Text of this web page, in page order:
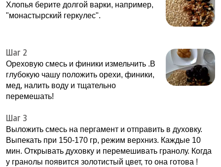
Хлопья берите долгой варки, например,
"монастырский геркулес".
Шаг 2
Ореховую смесь и финики измельчить .В
глубокую чашу положить орехи, финики,
мед, налить воду и тщательно
перемешать!
Шаг 3
Выложить смесь на пергамент и отправить в духовку.
Выпекать при 150-170 гр, режим верхниз. Каждые 10
мин. Открывать духовку и перемешивать гранолу. Когда
у гранолы появится золотистый цвет, то она готова !